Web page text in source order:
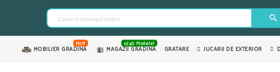
MOBILIER GRADINA
Hot!
MAGAZII GRADINA
+240 Modele!
GRATARE JUCARII DE EXTERIOR